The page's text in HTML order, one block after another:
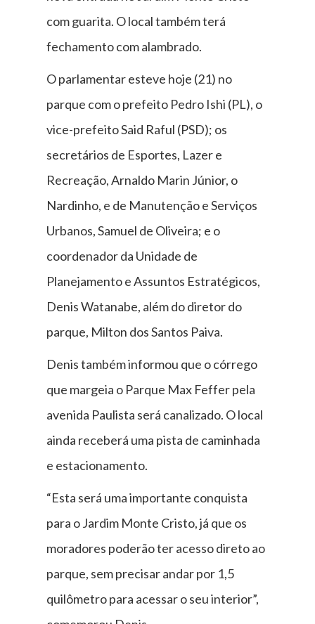
com guarita. O local também terá
fechamento com alambrado.
O parlamentar esteve hoje (21) no
parque com o prefeito Pedro Ishi (PL), o
vice-prefeito Said Raful (PSD); os
secretários de Esportes, Lazer e
Recreação, Arnaldo Marin Júnior, o
Nardinho, e de Manutenção e Serviços
Urbanos, Samuel de Oliveira; e o
coordenador da Unidade de
Planejamento e Assuntos Estratégicos,
Denis Watanabe, além do diretor do
parque, Milton dos Santos Paiva.
Denis também informou que o córrego
que margeia o Parque Max Feffer pela
avenida Paulista será canalizado. O local
ainda receberá uma pista de caminhada
e estacionamento.
“Esta será uma importante conquista
para o Jardim Monte Cristo, já que os
moradores poderão ter acesso direto ao
parque, sem precisar andar por 1,5
quilômetro para acessar o seu interior”,